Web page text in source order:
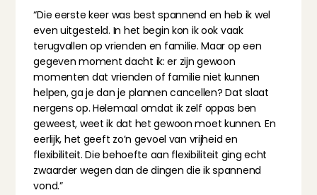
“Die eerste keer was best spannend en heb ik wel
even uitgesteld. In het begin kon ik ook vaak
terugvallen op vrienden en familie. Maar op een
gegeven moment dacht ik: er zijn gewoon
momenten dat vrienden of familie niet kunnen
helpen, ga je dan je plannen cancellen? Dat slaat
nergens op. Helemaal omdat ik zelf oppas ben
geweest, weet ik dat het gewoon moet kunnen. En
eerlijk, het geeft zo’n gevoel van vrijheid en
flexibiliteit. Die behoefte aan flexibiliteit ging echt
zwaarder wegen dan de dingen die ik spannend
vond.”